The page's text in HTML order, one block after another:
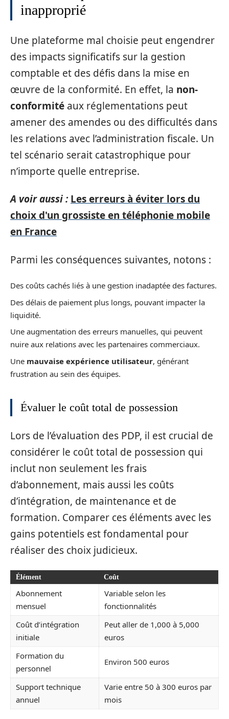
inapproprié
Une plateforme mal choisie peut engendrer
des impacts significatifs sur la gestion
comptable et des défis dans la mise en
œuvre de la conformité. En effet, la non-
conformité aux réglementations peut
amener des amendes ou des difficultés dans
les relations avec l’administration fiscale. Un
tel scénario serait catastrophique pour
n’importe quelle entreprise.
A voir aussi : Les erreurs à éviter lors du
choix d'un grossiste en téléphonie mobile
en France
Parmi les conséquences suivantes, notons :
Des coûts cachés liés à une gestion inadaptée des factures.
Des délais de paiement plus longs, pouvant impacter la
liquidité.
Une augmentation des erreurs manuelles, qui peuvent
nuire aux relations avec les partenaires commerciaux.
Une mauvaise expérience utilisateur, générant
frustration au sein des équipes.
Évaluer le coût total de possession
Lors de l’évaluation des PDP, il est crucial de
considérer le coût total de possession qui
inclut non seulement les frais
d’abonnement, mais aussi les coûts
d’intégration, de maintenance et de
formation. Comparer ces éléments avec les
gains potentiels est fondamental pour
réaliser des choix judicieux.
Élément Coût
Abonnement
mensuel
Variable selon les
fonctionnalités
Coût d’intégration
initiale
Peut aller de 1,000 à 5,000
euros
Formation du
personnel
Environ 500 euros
Support technique
annuel
Varie entre 50 à 300 euros par
mois